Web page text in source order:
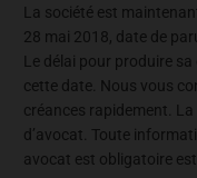
La société est
28 mai 2018, date de
Le délai pour produire
cette date. Nous vous
créances rapidement.
d’avocat. Toute
avocat est obligatoire